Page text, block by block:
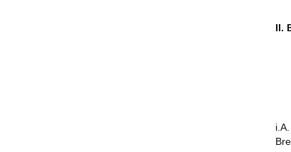
II.
i.A.